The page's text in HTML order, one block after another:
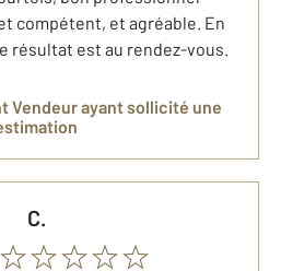
compétent, et agréable. En
résultat est au rendez-vous.
Vendeurayant sollicité une
C.